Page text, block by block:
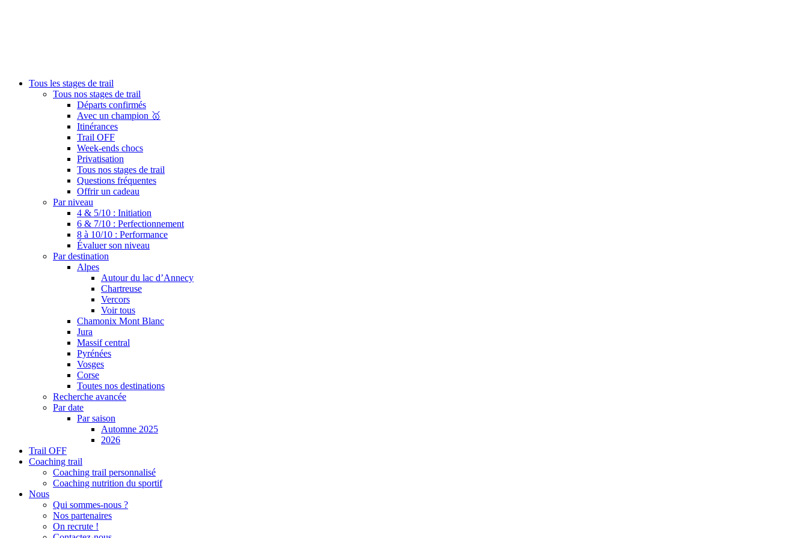
Tous les stages de trail
Tous nos stages de trail
Départs confirmés
Avec un champion 🥇
Itinérances
Trail OFF
Week-ends chocs
Privatisation
Tous nos stages de trail
Questions fréquentes
Offrir un cadeau
Par niveau
4 & 5/10 : Initiation
6 & 7/10 : Perfectionnement
8 à 10/10 : Performance
Évaluer son niveau
Par destination
Alpes
Autour du lac d’Annecy
Chartreuse
Vercors
Voir tous
Chamonix Mont Blanc
Jura
Massif central
Pyrénées
Vosges
Corse
Toutes nos destinations
Recherche avancée
Par date
Par saison
Automne 2025
2026
Trail OFF
Coaching trail
Coaching trail personnalisé
Coaching nutrition du sportif
Nous
Qui sommes-nous ?
Nos partenaires
On recrute !